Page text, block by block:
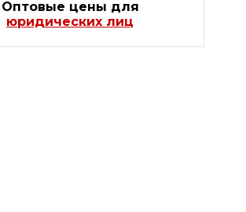
Оптовые цены для
юридических лиц